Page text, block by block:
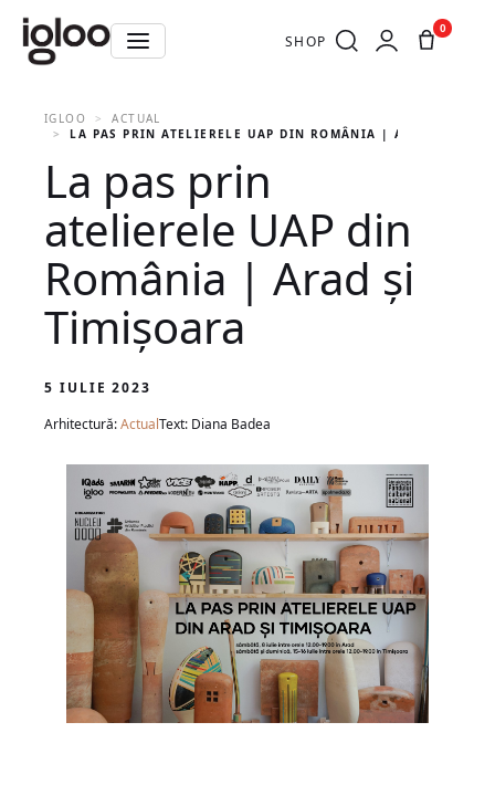
SHOP
0
IGLOO
ACTUAL
LA PAS PRIN ATELIERELE UAP DIN ROMÂNIA | ARAD ȘI
La pas prin
atelierele UAP din
România | Arad și
Timișoara
5 IULIE 2023
Arhitectură:ActualText: Diana Badea